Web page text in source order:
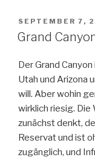
AM
SEPTEMBER 7,
Grand
Der Grand
Utah und Arizona
will. Aber wohin
wirklich riesig. Die
zunächst denkt,
Reservat und ist
zugänglich, und